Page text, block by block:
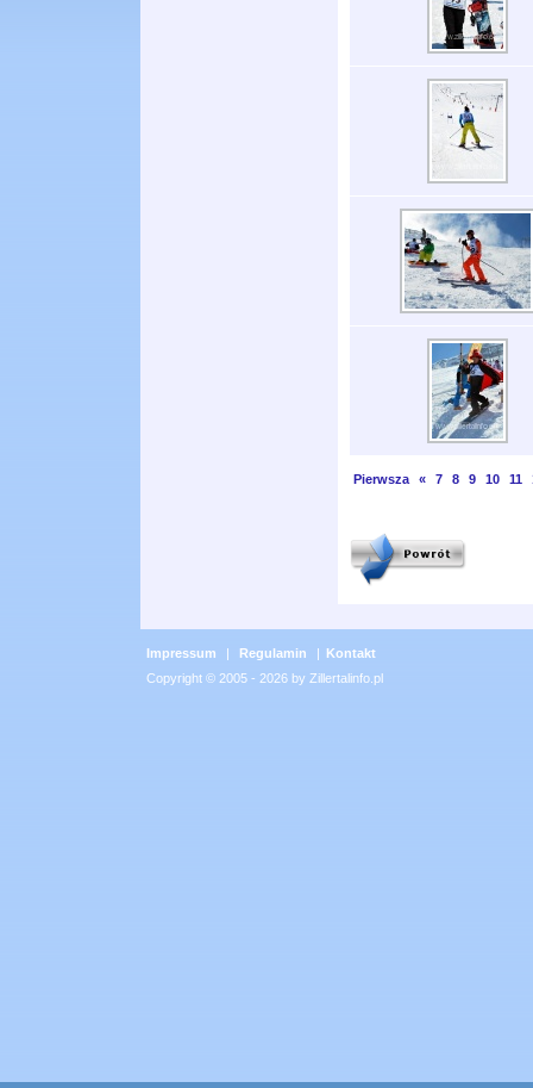
Pierwsza « 7 8 9 10 11
Impressum | Regulamin | Kontakt
Copyright © 2005 - 2026 by Zillertalinfo.pl